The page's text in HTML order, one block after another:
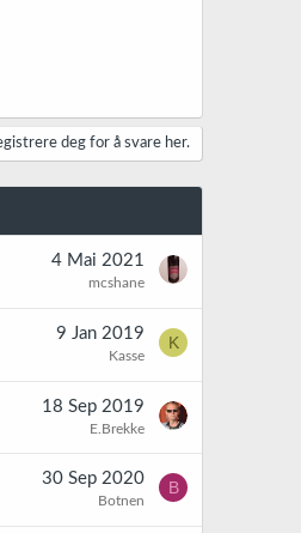
deg for å svare her.
4 Mai 2021
mcshane
9 Jan 2019
Kasse
K
18 Sep 2019
E.Brekke
30 Sep 2020
Botnen
B